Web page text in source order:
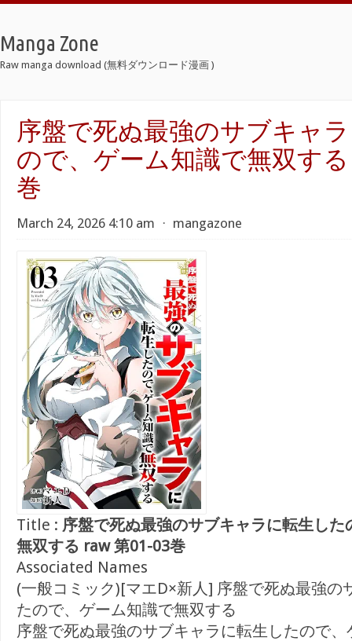
Manga Zone
Raw manga download (無料ダウンロード漫画 )
序盤で死ぬ最強のサブキャ
ので、ゲーム知識で無双する
巻
March 24, 2026 4:10 am ⋅ mangazone
Title : 序盤で死ぬ最強のサブキャラに転生した
無双する raw 第01-03巻
Associated Names
(一般コミック)[マエD×新人] 序盤で死ぬ最強の
たので、ゲーム知識で無双する
序盤で死ぬ最強のサブキャラに転生したので